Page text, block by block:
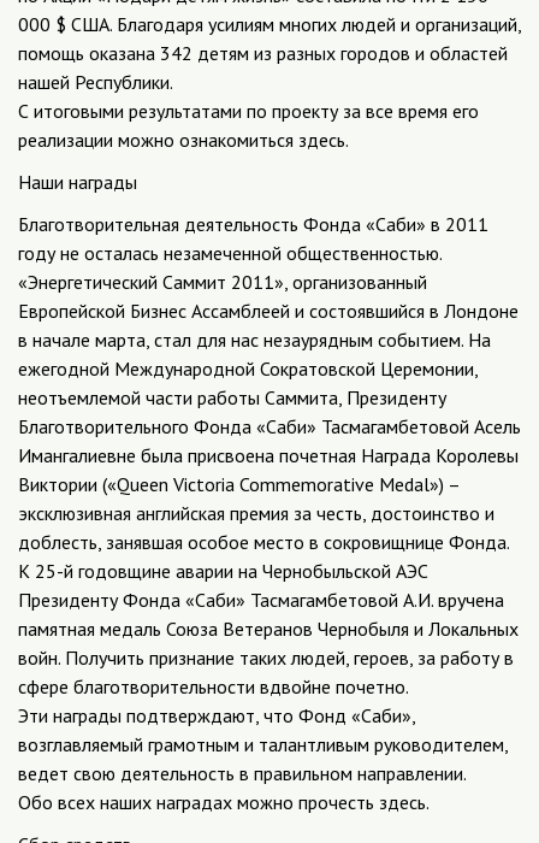
000 $ США. Благодаря усилиям многих людей и организаций,
помощь оказана 342 детям из разных городов и областей
нашей Республики.
С итоговыми результатами по проекту за все время его
реализации можно ознакомиться здесь.
Наши награды
Благотворительная деятельность Фонда «Саби» в 2011
году не осталась незамеченной общественностью.
«Энергетический Саммит 2011», организованный
Европейской Бизнес Ассамблеей и состоявшийся в Лондоне
в начале марта, стал для нас незаурядным событием. На
ежегодной Международной Сократовской Церемонии,
неотъемлемой части работы Саммита, Президенту
Благотворительного Фонда «Саби» Тасмагамбетовой Асель
Имангалиевне была присвоена почетная Награда Королевы
Виктории («Queen Victoria Commemorative Medal») –
эксклюзивная английская премия за честь, достоинство и
доблесть, занявшая особое место в сокровищнице Фонда.
К 25-й годовщине аварии на Чернобыльской АЭС
Президенту Фонда «Саби» Тасмагамбетовой А.И. вручена
памятная медаль Союза Ветеранов Чернобыля и Локальных
войн. Получить признание таких людей, героев, за работу в
сфере благотворительности вдвойне почетно.
Эти награды подтверждают, что Фонд «Саби»,
возглавляемый грамотным и талантливым руководителем,
ведет свою деятельность в правильном направлении.
Обо всех наших наградах можно прочесть здесь.